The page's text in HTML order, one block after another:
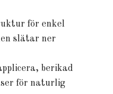
för enkel
slätar ner
berikad
för naturlig